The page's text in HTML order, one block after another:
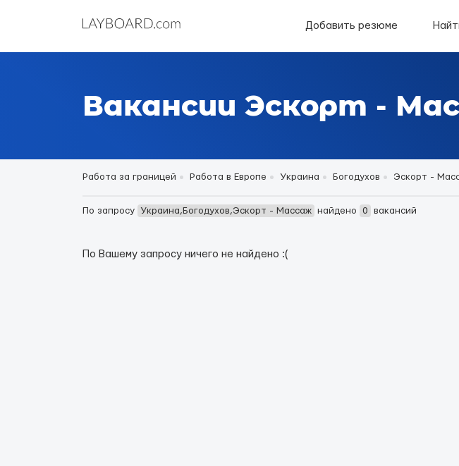
Добавить резюме
Вакансии Эскорт -
Работа за границей Работа в Европе Украина Богодухов Эскорт -
По запросу Украина,Богодухов,Эскорт - Массаж найдено 0 вакансий
По Вашему запросу ничего не найдено :(